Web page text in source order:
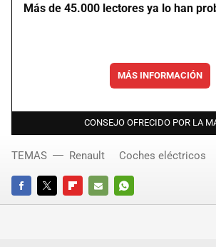
Más de 45.000 lectores ya lo han
MÁS INFORMACIÓN
CONSEJO OFRECIDO POR LA
FACEBOOKTWITTERFLIPBOARD
E-
WHATSAPP
TEMAS Renault Coches eléctricos